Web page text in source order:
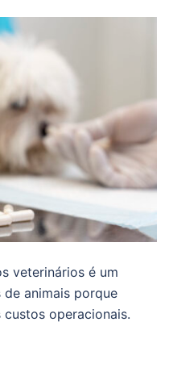
veterinários é um
animais porque
operacionais.